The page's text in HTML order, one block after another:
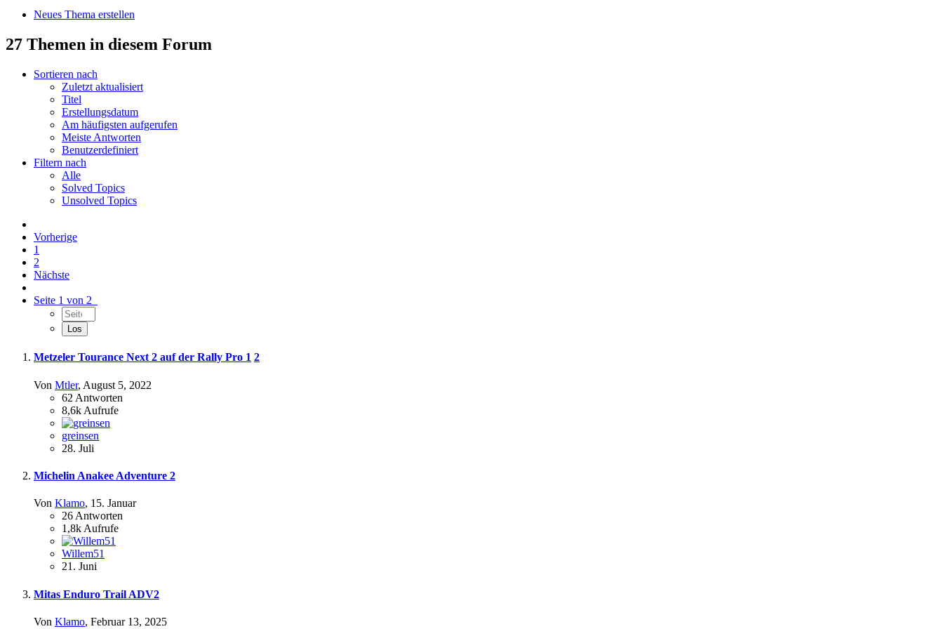
Neues Thema erstellen
27 Themen in diesem Forum
Sortieren nach
Zuletzt aktualisiert
Titel
Erstellungsdatum
Am häufigsten aufgerufen
Meiste Antworten
Benutzerdefiniert
Filtern nach
Alle
Solved Topics
Unsolved Topics
Vorherige
1
2
Nächste
Seite 1 von 2
Metzeler Tourance Next 2 auf der Rally Pro 1 2
Von Mtler, August 5, 2022
62 Antworten
8,6k Aufrufe
greinsen
28. Juli
Michelin Anakee Adventure 2
Von Klamo, 15. Januar
26 Antworten
1,8k Aufrufe
Willem51
21. Juni
Mitas Enduro Trail ADV2
Von Klamo, Februar 13, 2025